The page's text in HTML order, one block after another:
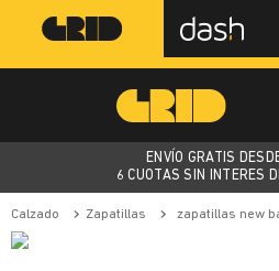
ENVÍO GRATIS
6 CUOTAS SIN INTERES
calzado zapatillas zapatillas new